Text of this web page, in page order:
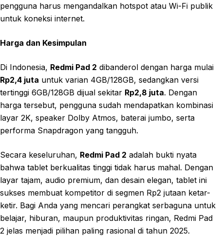
pengguna harus mengandalkan hotspot atau Wi-Fi publik
untuk koneksi internet.
Harga dan Kesimpulan
Di Indonesia, Redmi Pad 2 dibanderol dengan harga mulai
Rp2,4 juta untuk varian 4GB/128GB, sedangkan versi
tertinggi 6GB/128GB dijual sekitar Rp2,8 juta. Dengan
harga tersebut, pengguna sudah mendapatkan kombinasi
layar 2K, speaker Dolby Atmos, baterai jumbo, serta
performa Snapdragon yang tangguh.
Secara keseluruhan, Redmi Pad 2 adalah bukti nyata
bahwa tablet berkualitas tinggi tidak harus mahal. Dengan
layar tajam, audio premium, dan desain elegan, tablet ini
sukses membuat kompetitor di segmen Rp2 jutaan ketar-
ketir. Bagi Anda yang mencari perangkat serbaguna untuk
belajar, hiburan, maupun produktivitas ringan, Redmi Pad
2 jelas menjadi pilihan paling rasional di tahun 2025.